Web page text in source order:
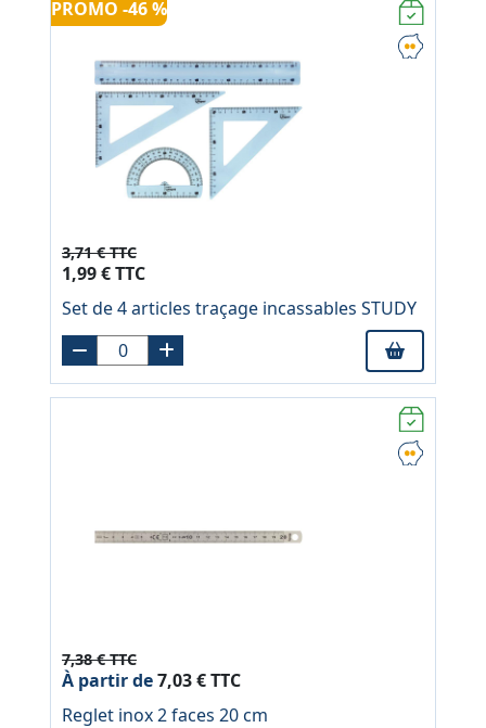
PROMO -46 %
3,71 € TTC
1,99 € TTC
Set de 4 articles traçage incassables STUDY
7,38 € TTC
À partir de7,03 € TTC
Reglet inox 2 faces 20 cm